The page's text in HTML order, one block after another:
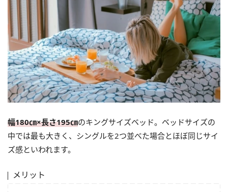
幅180㎝×長さ195㎝のキングサイズベッド。ベッドサイズの
中では最も大きく、シングルを2つ並べた場合とほぼ同じサイ
ズ感といわれます。
メリット